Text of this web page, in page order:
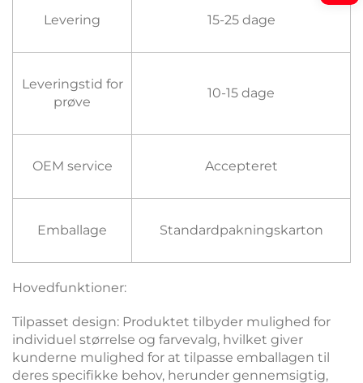
Levering 15-25 dage
Leveringstid for
prøve
10-15 dage
OEM service Accepteret
Emballage Standardpakningskarton
Hovedfunktioner:
Tilpasset design: Produktet tilbyder mulighed for
individuel størrelse og farvevalg, hvilket giver
kunderne mulighed for at tilpasse emballagen til
deres specifikke behov, herunder gennemsigtig,